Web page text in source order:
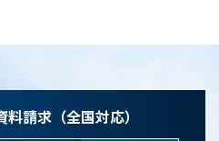
請求（全国対応）